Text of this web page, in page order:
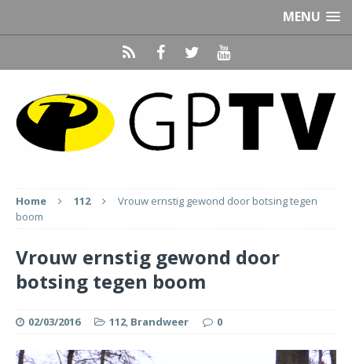
MENU
Home 112
Vrouw ernstig gewond door botsing tegen
boom
Vrouw ernstig gewond door
botsing tegen boom
02/03/2016 112, Brandweer 0